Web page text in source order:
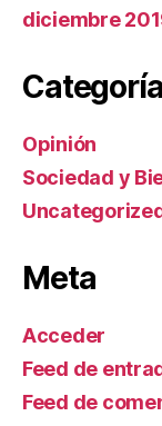
diciembre
Opinión
Sociedad y
Meta
Acceder
Feed de
Feed de